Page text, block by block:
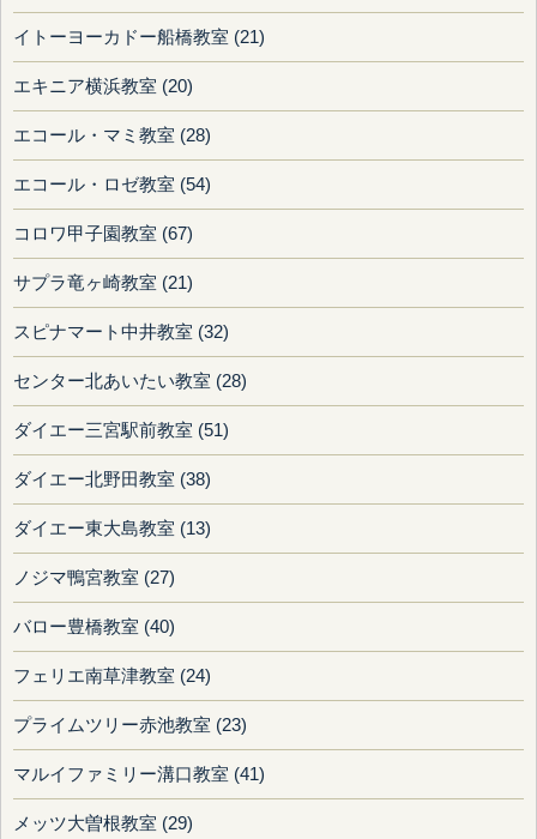
イトーヨーカドー船橋教室 (21)
エキニア横浜教室 (20)
エコール・マミ教室 (28)
エコール・ロゼ教室 (54)
コロワ甲子園教室 (67)
サプラ竜ヶ崎教室 (21)
スピナマート中井教室 (32)
センター北あいたい教室 (28)
ダイエー三宮駅前教室 (51)
ダイエー北野田教室 (38)
ダイエー東大島教室 (13)
ノジマ鴨宮教室 (27)
バロー豊橋教室 (40)
フェリエ南草津教室 (24)
プライムツリー赤池教室 (23)
マルイファミリー溝口教室 (41)
メッツ大曽根教室 (29)